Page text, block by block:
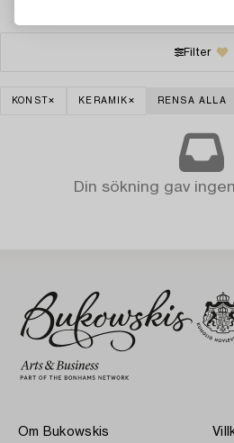
Filter
KONST KERAMIK RENSA ALLA
Din sökning gav
Om Bukowskis